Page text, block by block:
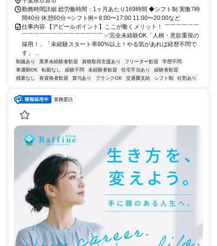
勤務時間詳細 総労働時間：1ヶ月あたり169時間 ◆シフト制 実働7時
間40分 休憩60分 <シフト例> 8:00〜17:00 11:00〜20:00など
仕事内容 【アピールポイント】ここが働くメリット！ ￣￣￣￣￣￣
￣￣￣￣￣￣￣￣￣￣￣￣￣￣ ✅完全未経験OK「人柄・意欲重視の
採用！」「未経験スタート率80%以上！やる気があれば経歴不問で
す」 ...
制服あり 業界未経験者歓迎 資格取得支援あり フリーター歓迎
学歴不問
車通勤OK
転勤なし 経験不問 未経験者歓迎 住宅手当あり
経験者歓迎
残業なし
有資格者歓迎 賞与あり ブランクOK 交通費支給 シフト制 社割あり
業務委託